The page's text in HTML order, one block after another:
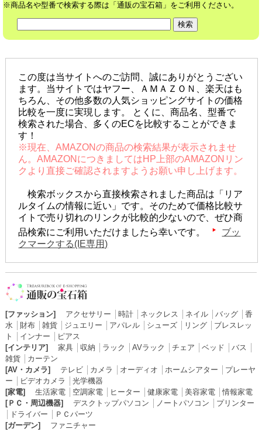
※商品名や型番で検索する際は「通販の宝石箱」をご利用ください。
この度は当サイトへのご訪問、誠にありがとうござい
ます。当サイトではヤフー、ＡＭＡＺＯＮ、楽天はも
ちろん、その他多数の人気ショッピングサイトの価格
比較を一度に実現します。 とくに、商品名、型番で
検索された場合、多くのECを比較することができま
す！
※現在、AMAZONの商品の検索結果が表示されませ
ん。AMAZONにつきましてはHP上部のAMAZONリン
クより直接ご確認されますようお願い申し上げます。
検索ボックスから直接検索されました商品は「リア
ルタイムの情報に近い」です。そのためで価格比較サ
イトで売り切れのリンクが比較的少ないので、ぜひ商
品検索にご利用いただけましたら幸いです。
ブッ
クマークする(IE専用)
[ファッション] アクセサリー 時計│ ネックレス ネイル│ バッグ│ 香
水
財布│ 雑貨│ ジュエリー アパレル│ シューズ│ リング│ ブレスレッ
ト
インナー
ピアス
[インテリア]
家具│ 収納 ラック AVラック チェア ベッド バス
雑貨│ カーテン
[AV・カメラ]
テレビ│ カメラ オーディオ ホームシアター
プレーヤ
ー
ビデオカメラ
光学機器
[家電]
生活家電│ 空調家電│ ヒーター 健康家電│ 美容家電│情報家電
[ＰＣ・周辺機器]
デスクトップパソコン ノートパソコン
プリンター
ドライバー
ＰＣパーツ
[ガーデン]
ファニチャー